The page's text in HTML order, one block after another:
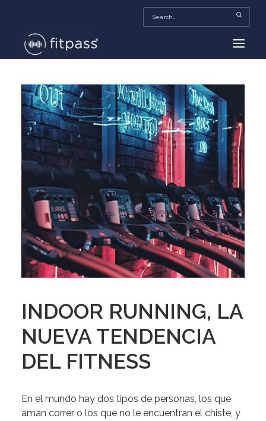
HOME
MEXICO
BEAUTY
FITPASS TV
FITBIZ
TRENDS
MORE…
INDOOR RUNNING, LA
NUEVA TENDENCIA
DEL FITNESS
En el mundo hay dos tipos de personas, los que
aman correr o los que no le encuentran el chiste, y